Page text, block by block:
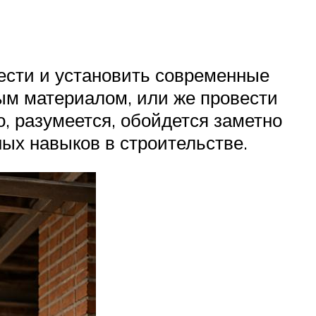
и установить современные
материалом, или же провести
обойдется заметно
навыков в строительстве.